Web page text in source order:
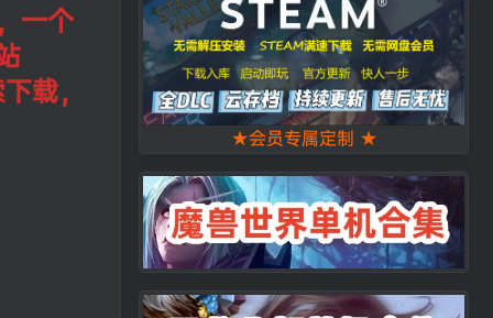
一个
载，
★会员专属定制 ★